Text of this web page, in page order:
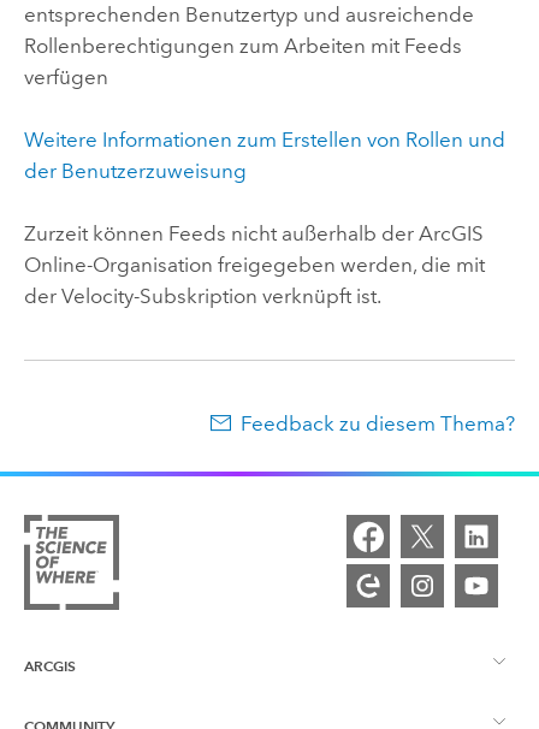
entsprechenden Benutzertyp und ausreichende
Rollenberechtigungen zum Arbeiten mit Feeds
verfügen
Weitere Informationen zum Erstellen von Rollen und
der Benutzerzuweisung
Zurzeit können Feeds nicht außerhalb der ArcGIS
Online-Organisation freigegeben werden, die mit
der Velocity-Subskription verknüpft ist.
Feedback zu diesem Thema?
ARCGIS